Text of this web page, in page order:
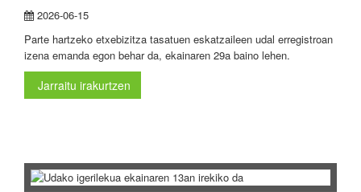
2026-06-15
Parte hartzeko etxebizitza tasatuen eskatzaileen udal erregistroan
izena emanda egon behar da, ekainaren 29a baino lehen.
Jarraitu irakurtzen